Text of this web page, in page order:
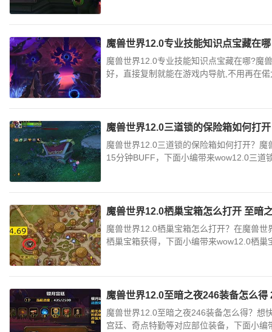
魔兽世界12.0专业技能知识点宝藏在
魔兽世界12.0专业技能知识点宝藏在哪?魔
好，直接复制就能在游戏内导航,不用再在
魔兽世界12.0三道锁的保险箱如何打
魔兽世界12.0三道锁的保险箱如何打开？
15分钟BUFF，下面小编带来wow12.0三道
魔兽世界12.0栖巢宝箱怎么打开 至暗
魔兽世界12.0栖巢宝箱怎么打开？在魔兽
栖巢宝箱获得，下面小编带来wow12.0栖
魔兽世界12.0至暗之夜246装备怎么得
魔兽世界12.0至暗之夜246装备怎么得？想
宫廷、奇点特勤等对应部位装备，下面小